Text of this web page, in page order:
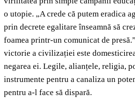
o utopie. „A crede că putem eradica
prin decrete egalitare înseamnă să
foamea printr-un comunicat de
victorie a civilizației este
negarea ei. Legile, alianțele, religia,
instrumente pentru a canaliza un
pentru a-l face să dispară.